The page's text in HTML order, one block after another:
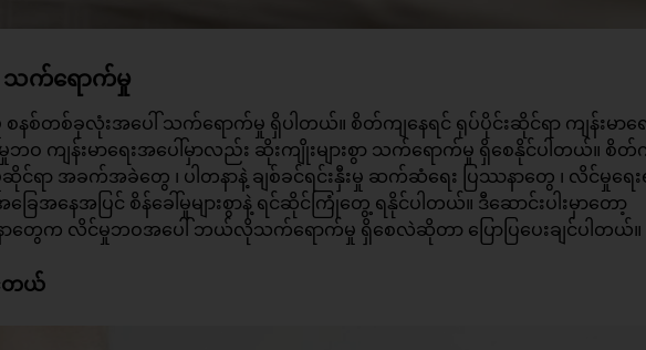
သက်ရောက်မှု
စ်တစ်ခုလုံးအပေါ် သက်ရောက်မှု ရှိပါတယ်။ စိတ်ကျနေရင် ရုပ်ပိုင်းဆိုင်ရာ ကျန်းမာရေ
ကျန်းမာရေးအပေါ်မှာလည်း ဆိုးကျိုးများစွာ သက်ရောက်မှု ရှိစေနိုင်ပါတယ်။ စိတ်
ရာ အခက်အခဲတွေ ၊ ပါတနာနဲ့ ချစ်ခင်ရင်းနှီးမှု ဆက်ဆံရေး ပြဿနာတွေ ၊ လိင်မှုရေး
ေအနေအပြင် စိန်ခေါ်မှုများစွာနဲ့ ရင်ဆိုင်ကြုံတွေ့ ရနိုင်ပါတယ်။ ဒီဆောင်းပါးမှာတော့
ာတွေက လိင်မှုဘဝအပေါ် ဘယ်လိုသက်ရောက်မှု ရှိစေလဲဆိုတာ ပြောပြပေးချင်ပါတယ်။
တယ်